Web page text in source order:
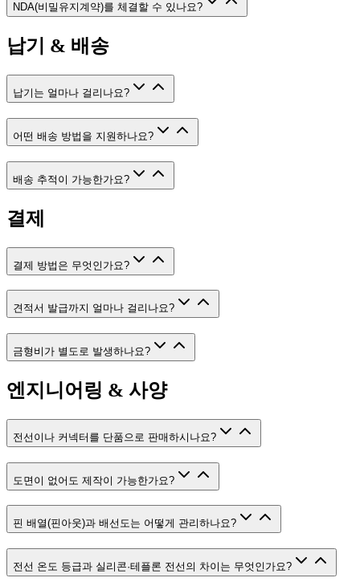
NDA(비밀유지계약)를 체결할 수 있나요?
납기 & 배송
납기는 얼마나 걸리나요?
어떤 배송 방법을 지원하나요?
배송 추적이 가능한가요?
결제
결제 방법은 무엇인가요?
견적서 발급까지 얼마나 걸리나요?
금형비가 별도로 발생하나요?
엔지니어링 & 사양
전선이나 커넥터를 단품으로 판매하시나요?
도면이 없어도 제작이 가능한가요?
핀 배열(핀아웃)과 배선도는 어떻게 관리하나요?
전선 온도 등급과 실리콘·테플론 전선의 차이는 무엇인가요?